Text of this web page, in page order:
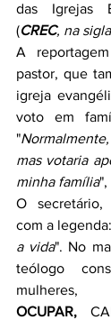
das Igrejas
(CREC, na
A
pastor, que
igreja
voto em
"
mas votaria
minha família",
O secretário,
com a
a vida". No
teólogo
OCUPAR,